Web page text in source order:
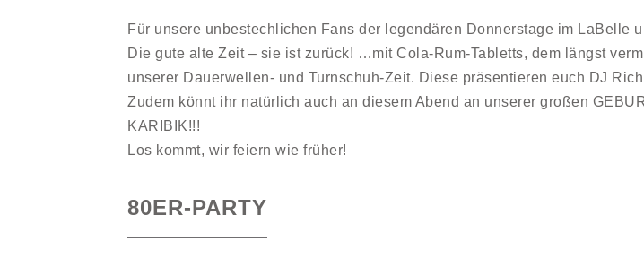
Für unsere unbestechlichen Fans der legendären Donnerstage im LaBelle
Die gute alte Zeit – sie ist zurück! …mit Cola-Rum-Tabletts, dem längst
unserer Dauerwellen- und Turnschuh-Zeit. Diese präsentieren euch DJ
Zudem könnt ihr natürlich auch an diesem Abend an unserer großen
KARIBIK!!!
Los kommt, wir feiern wie früher!
80ER-PARTY